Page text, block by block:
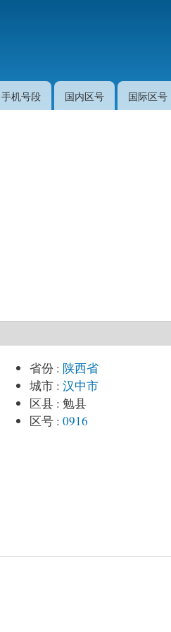
要
手机号段 国内区号 国际区号
省份 : 陕西省
城市 : 汉中市
区县 : 勉县
区号 : 0916